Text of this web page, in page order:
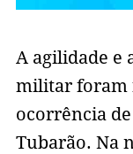
A agilidade e
militar foram
ocorrência
Tubarão. Na